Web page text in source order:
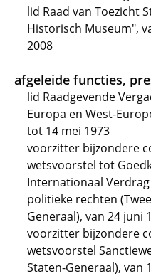
lid Raad van Toezicht
Historisch Museum",
2008
afgeleide functies,
lid Raadgevende
Europa en West-
tot 14 mei 1973
voorzitter bijzondere
wetsvoorstel tot
Internationaal
politieke rechten
Generaal), van 24 juni
voorzitter bijzondere
wetsvoorstel
Staten-Generaal), van